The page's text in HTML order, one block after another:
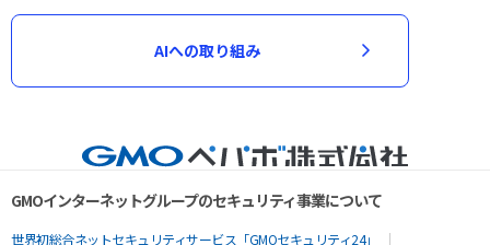
AIへの取り組み
GMOインターネットグループのセキュリティ事業について
世界初総合ネットセキュリティサービス「GMOセキュリティ24」